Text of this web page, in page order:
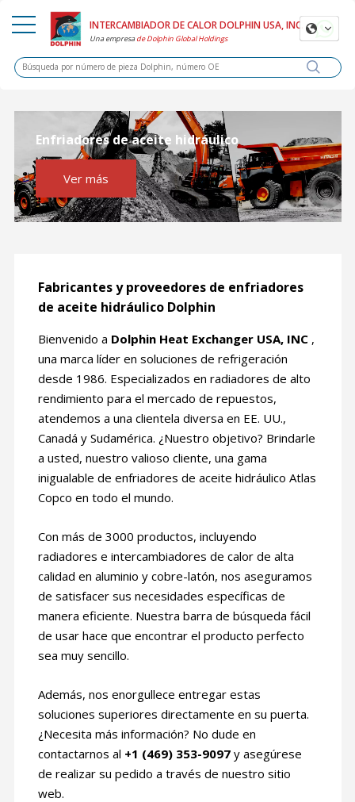
INTERCAMBIADOR DE CALOR DOLPHIN USA, INC.
Una empresade Dolphin Global Holdings
Enfriadores de aceite hidráulico
Ver más
Fabricantes y proveedores de enfriadores
de aceite hidráulico Dolphin
Bienvenido a Dolphin Heat Exchanger USA, INC,
una marca líder en soluciones de refrigeración
desde 1986. Especializados en radiadores de alto
rendimiento para el mercado de repuestos,
atendemos a una clientela diversa en EE. UU.,
Canadá y Sudamérica. ¿Nuestro objetivo? Brindarle
a usted, nuestro valioso cliente, una gama
inigualable de enfriadores de aceite hidráulico Atlas
Copco en todo el mundo.
Con más de 3000 productos, incluyendo
radiadores e intercambiadores de calor de alta
calidad en aluminio y cobre-latón, nos aseguramos
de satisfacer sus necesidades específicas de
manera eficiente. Nuestra barra de búsqueda fácil
de usar hace que encontrar el producto perfecto
sea muy sencillo.
Además, nos enorgullece entregar estas
soluciones superiores directamente en su puerta.
¿Necesita más información? No dude en
contactarnos al +1 (469) 353-9097y asegúrese
de realizar su pedido a través de nuestro sitio
web.